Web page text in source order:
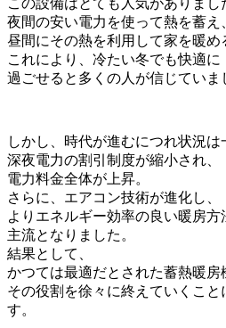
夜間の安い電力を使って熱を蓄え
昼間にその熱を利用して家を暖め
これにより、冷たい冬でも快適に
過ごせると多くの人が信じていま
しかし、時代が進むにつれ状況は
深夜電力の割引制度が縮小され、
電力料金全体が上昇。
さらに、エアコン技術が進化し、
よりエネルギー効率の良い暖房方
主流となりました。
結果として、
かつては最適だとされた蓄熱暖房
その役割を徐々に終えていくこと
す。